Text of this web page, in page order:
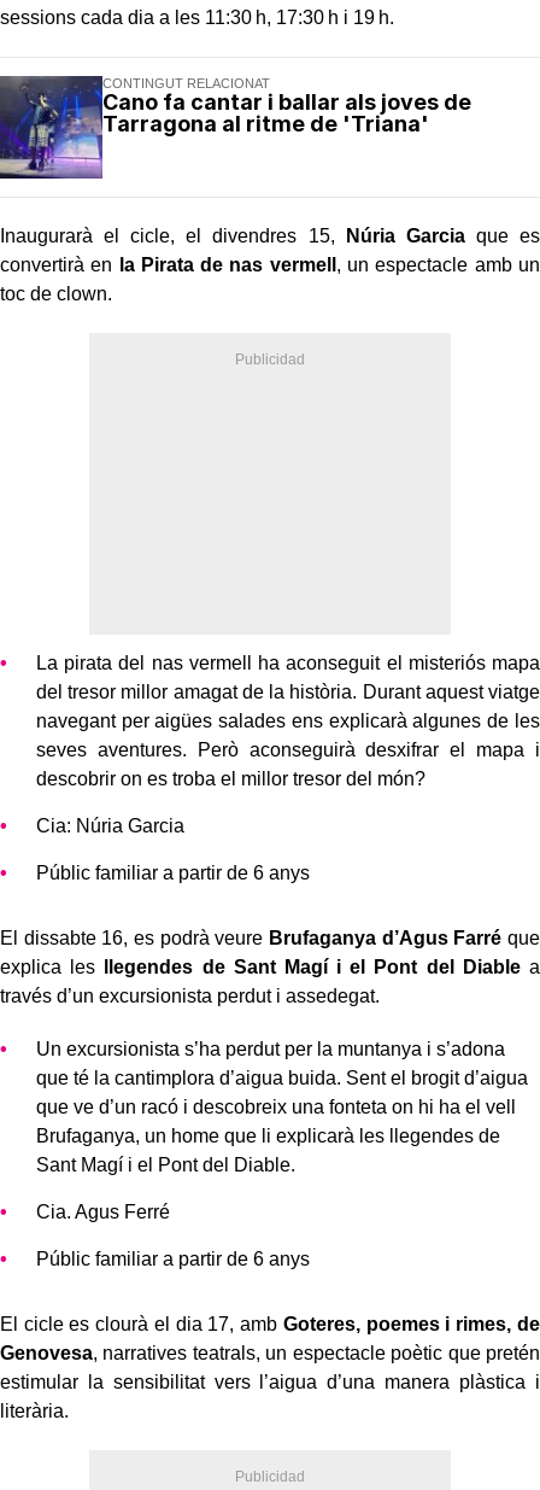
sessions cada dia a les 11:30 h, 17:30 h i 19 h.
CONTINGUT RELACIONAT
Cano fa cantar i ballar als joves de
Tarragona al ritme de 'Triana'
Inaugurarà el cicle, el divendres 15, Núria Garciaque es
convertirà en
la Pirata de nas vermell , un espectacle amb un
toc de clown.
La pirata del nas vermell ha aconseguit el misteriós mapa
del tresor millor amagat de la història. Durant aquest viatge
navegant per aigües salades ens explicarà algunes de les
seves aventures. Però aconseguirà desxifrar el mapa i
descobrir on es troba el millor tresor del món?
Cia: Núria Garcia
Públic familiar a partir de 6 anys
El dissabte 16, es podrà veure Brufaganya d’Agus Farré que
explica les
llegendes de Sant Magí i el Pont del Diablea
través d’un excursionista perdut i assedegat.
Un excursionista s’ha perdut per la muntanya i s’adona
que té la cantimplora d’aigua buida. Sent el brogit d’aigua
que ve d’un racó i descobreix una fonteta on hi ha el vell
Brufaganya, un home que li explicarà les llegendes de
Sant Magí i el Pont del Diable.
Cia. Agus Ferré
Públic familiar a partir de 6 anys
El cicle es clourà el dia 17, amb Goteres, poemes i rimes, de
Genovesa, narratives teatrals, un espectacle poètic que pretén
estimular la sensibilitat vers l’aigua d’una manera plàstica i
literària.